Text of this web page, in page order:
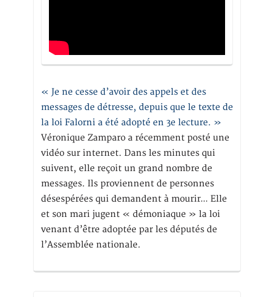
« Je ne cesse d’avoir des appels et des
messages de détresse, depuis que le texte de
la loi Falorni a été adopté en 3e lecture. »
Véronique Zamparo a récemment posté une
vidéo sur internet. Dans les minutes qui
suivent, elle reçoit un grand nombre de
messages. Ils proviennent de personnes
désespérées qui demandent à mourir… Elle
et son mari jugent « démoniaque » la loi
venant d’être adoptée par les députés de
l’Assemblée nationale.